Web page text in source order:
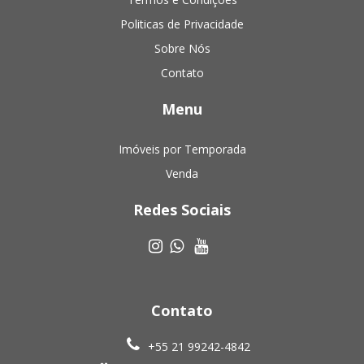
Politicas de Privacidade
Sobre Nós
Contato
Menu
Imóveis por Temporada
Venda
Redes Sociais
Contato
+55 21 99242-4842